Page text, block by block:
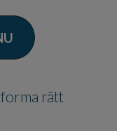
rätt